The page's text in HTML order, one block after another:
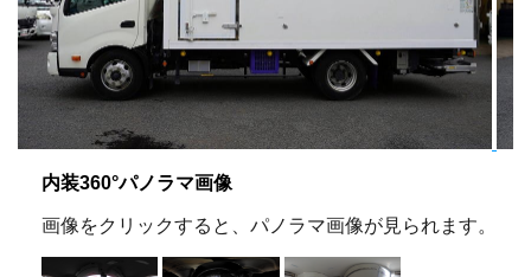
内装360°パノラマ画像
画像をクリックすると、パノラマ画像が見られます。